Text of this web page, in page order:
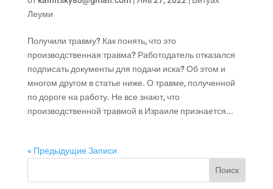
Леуми
Получили травму? Как понять, что это
производственная травма? Работодатель отказался
подписать документы для подачи иска? Об этом и
многом другом в статье ниже. О травме, полученной
по дороге на работу. Не все знают, что
производственной травмой в Израиле признается...
« Предыдущие Записи